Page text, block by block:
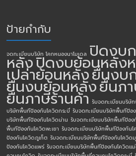
ป้ายกำกับ
จดทะเบียนบริษัท โคกหนองนาโมเดล ปิดงบ
หลังปิดงบย้อนหลัง
เปล่าย้อนหลังยื่นงบ
ยื่นงบย้อนหลังยื่นภ
ยื่นภาษีร้านค้า รับจดทะเบียนบริษั
บริษัทพื้นทีป้องกันโควิดกระบี่ รับจดทะเบียนบริษัทพื้นทีป้อ
บริษัทพื้นทีป้องกันโควิดน่าน รับจดทะเบียนบริษัทพื้นทีป้อง
พื้นทีป้องกันโควิดพะเยา รับจดทะเบียนบริษัทพื้นทีป้องกันโ
ป้องกันโควิดภูเก็ต รับจดทะเบียนบริษัทพื้นทีป้องกันโควิด
ป้องกันโควิดแพร่ รับจดทะเบียนบริษัทพื้นทีป้องกันโควิดแ